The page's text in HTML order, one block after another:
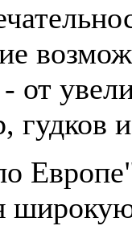
от
гудков